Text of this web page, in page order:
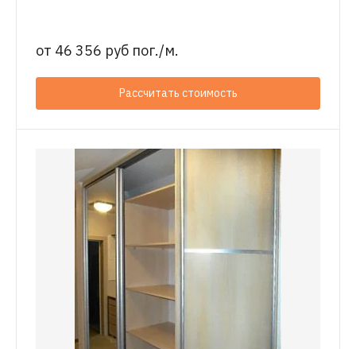
от 46 356 руб пог./м.
Рассчитать стоимость